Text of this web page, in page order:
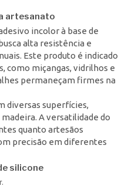
artesanato
incolor à base de
alta resistência e
Este produto é indicado
como miçangas, vidrilhos e
permaneçam firmes na
diversas superfícies,
A versatilidade do
quanto artesãos
precisão em diferentes
silicone